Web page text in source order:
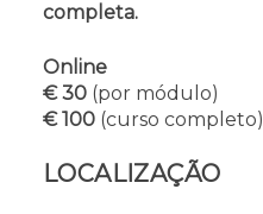
completa.
Online
€ 30 (por módulo)
€ 100 (curso completo)
LOCALIZAÇÃO